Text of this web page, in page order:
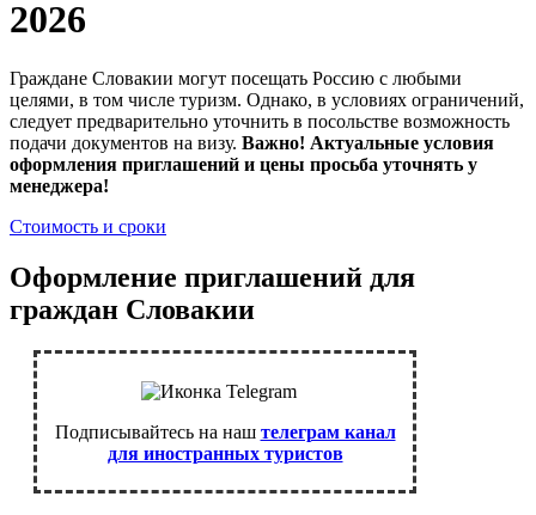
2026
Граждане Словакии могут посещать Россию с любыми
целями, в том числе туризм. Однако, в условиях ограничений,
следует предварительно уточнить в посольстве возможность
подачи документов на визу. Важно! Актуальные условия
оформления приглашений и цены просьба уточнять у
менеджера!
Стоимость и сроки
Оформление приглашений для
граждан Словакии
Подписывайтесь на наш телеграм канал
для иностранных туристов